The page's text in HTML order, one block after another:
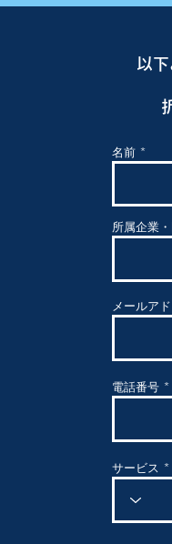
以
名前
所属企業
メールア
電話番号
サービス